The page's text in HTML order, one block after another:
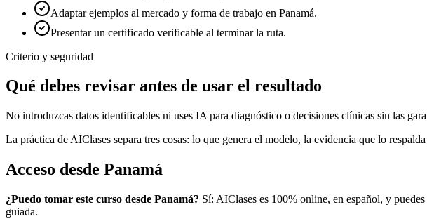
Adaptar ejemplos al mercado y forma de trabajo en Panamá.
Presentar un certificado verificable al terminar la ruta.
Criterio y seguridad
Qué debes revisar antes de usar el resultado
No introduzcas datos identificables ni uses IA para diagnóstico o decisiones clínicas sin las
La práctica de AIClases separa tres cosas: lo que genera el modelo, la evidencia que lo
Acceso desde Panamá
¿Puedo tomar este curso desde Panamá? Sí: AIClases es 100% online, en español, y
guiada.